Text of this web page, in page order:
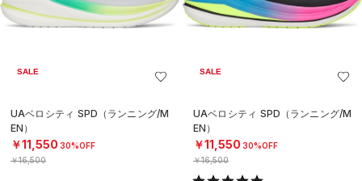
SALE
UAベロシティ SPD（ランニング/M
EN）
￥11,550 30%OFF
￥16,500
SALE
UAベロシティ SPD（ランニング/M
EN）
￥11,550 30%OFF
￥16,500